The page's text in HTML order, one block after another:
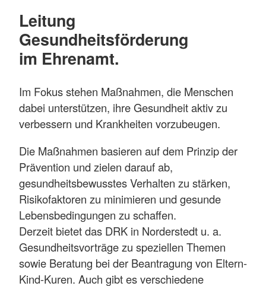
Leitung
Gesundheitsförderung
im Ehrenamt.
Im Fokus stehen Maßnahmen, die Menschen
dabei unterstützen, ihre Gesundheit aktiv zu
verbessern und Krankheiten vorzubeugen.
Die Maßnahmen basieren auf dem Prinzip der
Prävention und zielen darauf ab,
gesundheitsbewusstes Verhalten zu stärken,
Risikofaktoren zu minimieren und gesunde
Lebensbedingungen zu schaffen.
Derzeit bietet das DRK in Norderstedt u. a.
Gesundheitsvorträge zu speziellen Themen
sowie Beratung bei der Beantragung von Eltern-
Kind-Kuren. Auch gibt es verschiedene